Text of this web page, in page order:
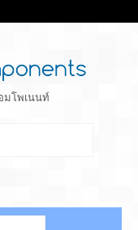
มโพเนนท์